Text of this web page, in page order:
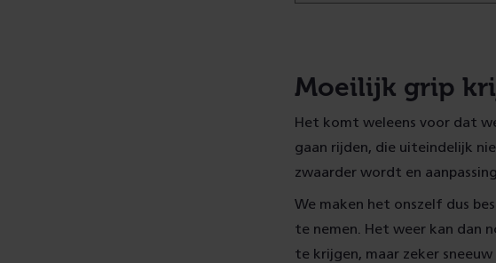
Moeilijk grip
Het komt weleens voor dat
gaan rijden, die uiteindelijk
zwaarder wordt en
We maken het onszelf dus
te nemen. Het weer kan dan
te krijgen, maar zeker